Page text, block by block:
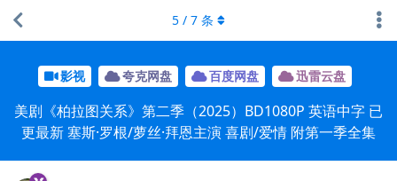
影视 夸克网盘 百度网盘 迅雷云盘
美剧《柏拉图关系》第二季（2025）BD1080P 英语中字 已
更最新 塞斯·罗根/萝丝·拜恩主演 喜剧/爱情 附第一季全集
5 / 7 条